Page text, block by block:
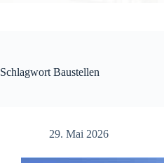
Schlagwort Baustellen
29. Mai 2026